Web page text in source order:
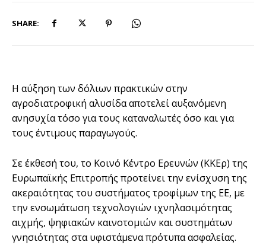
SHARE:
Η αύξηση των δόλιων πρακτικών στην
αγροδιατροφική αλυσίδα αποτελεί αυξανόμενη
ανησυχία τόσο για τους καταναλωτές όσο και για
τους έντιμους παραγωγούς.
Σε έκθεσή του, το Κοινό Κέντρο Ερευνών (ΚΚΕρ) της
Ευρωπαϊκής Επιτροπής προτείνει την ενίσχυση της
ακεραιότητας του συστήματος τροφίμων της ΕΕ, με
την ενσωμάτωση τεχνολογιών ιχνηλασιμότητας
αιχμής, ψηφιακών καινοτομιών και συστημάτων
γνησιότητας στα υφιστάμενα πρότυπα ασφαλείας.